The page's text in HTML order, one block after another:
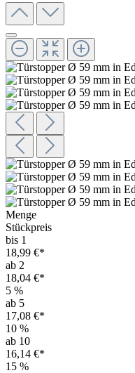
Menge
Stückpreis
bis 1
18,99 €*
ab 2
18,04 €*
5 %
ab 5
17,08 €*
10 %
ab 10
16,14 €*
15 %